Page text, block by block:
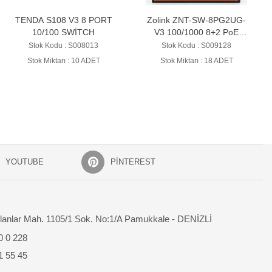
Zolink ZNT-SW-8PG2UG-
V3 100/1000 8+2 PoE
Switch 2 Port Uplink 120w
Stok Kodu : S009128
Stok Miktarı : 18 ADET
DAHUA DH-IS4207-4GT-
120 5 Port Gigabit PoE'li
Yönetilebilir Switch
Stok Kodu : S008621
Stok Miktarı : 1 ADET
YOUTUBE PINTEREST
Mah. 1105/1 Sok. No:1/A Pamukkale - DENİZLİ
0 228
55 45